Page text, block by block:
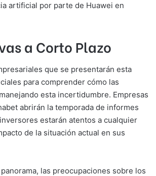
artificial por parte de Huawei en
a Corto Plazo
que se presentarán esta
para comprender cómo las
esta incertidumbre. Empresas
abrirán la temporada de informes
estarán atentos a cualquier
de la situación actual en sus
las preocupaciones sobre los